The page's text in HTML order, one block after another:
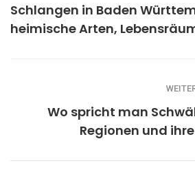
Schlangen in Baden
heimische Arten,
Wo spricht man
Regionen und